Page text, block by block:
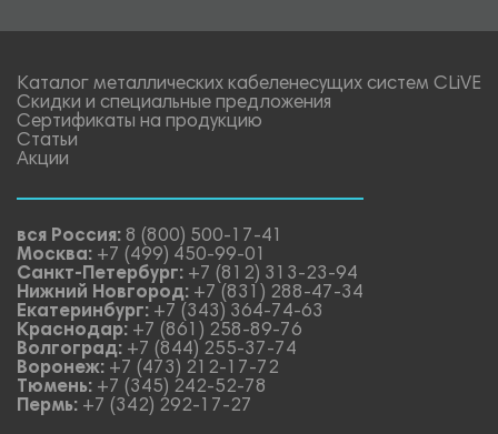
Каталог металлических кабеленесущих систем CLiVE
Скидки и специальные предложения
Сертификаты на продукцию
Статьи
Акции
вся Россия: 8 (800) 500-17-41
Москва: +7 (499) 450-99-01
Санкт-Петербург: +7 (812) 313-23-94
Нижний Новгород: +7 (831) 288-47-34
Екатеринбург: +7 (343) 364-74-63
Краснодар: +7 (861) 258-89-76
Волгоград: +7 (844) 255-37-74
Воронеж: +7 (473) 212-17-72
Тюмень: +7 (345) 242-52-78
Пермь: +7 (342) 292-17-27